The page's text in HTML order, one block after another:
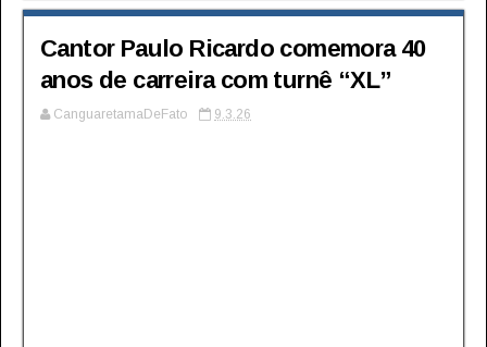
Cantor Paulo Ricardo comemora 40
anos de carreira com turnê “XL”
CanguaretamaDeFato 9.3.26